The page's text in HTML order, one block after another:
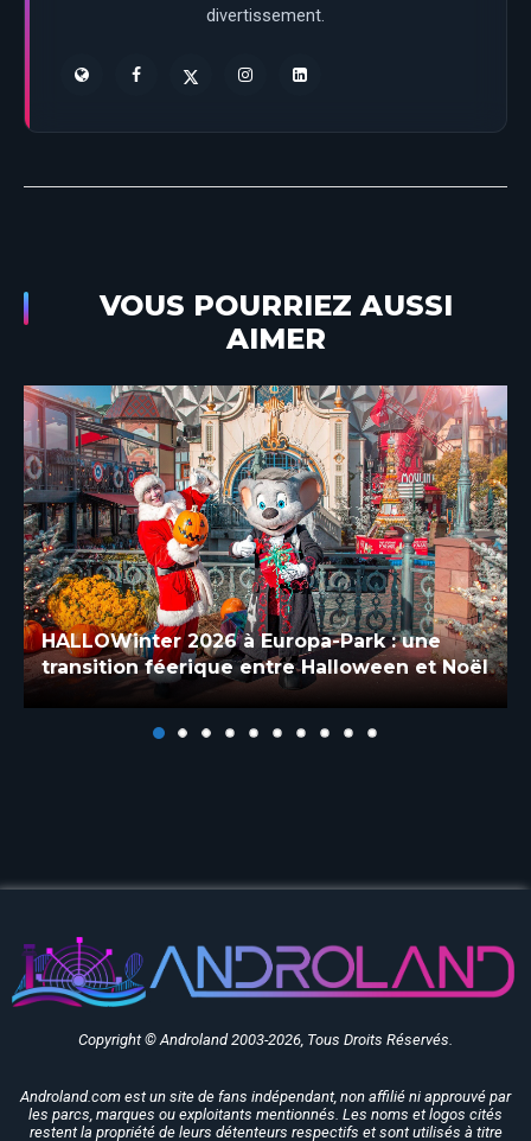
divertissement.
VOUS POURRIEZ AUSSI
AIMER
Europa-Park vous donne rendez-vous
jusqu’au bout de la nuit
Copyright © Androland 2003-2026, Tous Droits Réservés.
Androland.com est un site de fans indépendant, non affilié ni approuvé par
les parcs, marques ou exploitants mentionnés. Les noms et logos cités
restent la propriété de leurs détenteurs respectifs et sont utilisés à titre